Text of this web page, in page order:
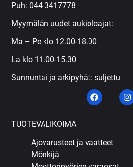
Puh: 044 3417778
Myymälän uudet aukioloajat:
Ma – Pe klo 12.00-18.00
La klo 11.00-15.30
Sunnuntai ja arkipyhät: suljettu
TUOTEVALIKOIMA
Ajovarusteet ja vaatteet
Mönkijä